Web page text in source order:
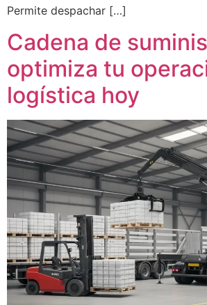
Permite despachar […]
Cadena de
optimiza tu
logística hoy